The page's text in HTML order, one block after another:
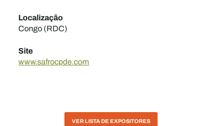
Localização
Congo (RDC)
Site
www.safrocpde.com
VER LISTA DE EXPOSITORES